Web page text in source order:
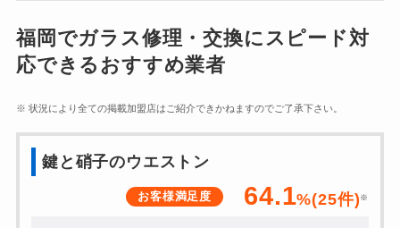
福岡でガラス修理・交換にスピード対
応できるおすすめ業者
※ 状況により全ての掲載加盟店はご紹介できかねますのでご了承下さい。
鍵と硝子のウエストン
お客様満足度 64.1%(25件) ※